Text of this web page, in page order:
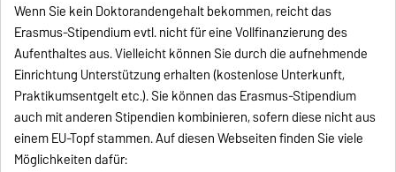
Wenn Sie kein Doktorandengehalt bekommen, reicht das
Erasmus-Stipendium evtl. nicht für eine Vollfinanzierung des
Aufenthaltes aus. Vielleicht können Sie durch die aufnehmende
Einrichtung Unterstützung erhalten (kostenlose Unterkunft,
Praktikumsentgelt etc.). Sie können das Erasmus-Stipendium
auch mit anderen Stipendien kombinieren, sofern diese nicht aus
einem EU-Topf stammen. Auf diesen Webseiten finden Sie viele
Möglichkeiten dafür: